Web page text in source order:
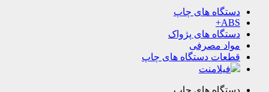
دستگاه های چاپ
ABS+
دستگاه های پژواک
مواد مصرفی
قطعات دستگاه های چاپ
فیلامنت